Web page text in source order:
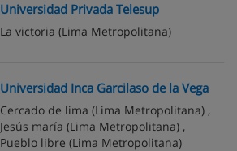
Universidad Privada Telesup
La victoria (Lima Metropolitana)
Universidad Inca Garcilaso de la Vega
Cercado de lima (Lima Metropolitana) ,
Jesús maría (Lima Metropolitana) ,
Pueblo libre (Lima Metropolitana)